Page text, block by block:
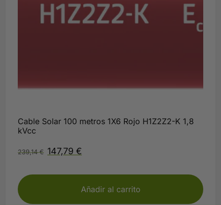
Cable Solar 100 metros 1X6 Rojo H1Z2Z2-K 1,8
kVcc
239,14€ 147,79 €
Añadir al carrito